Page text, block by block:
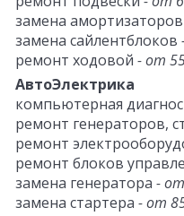
замена амортизаторов
замена сайлентблоков
ремонт ходовой - от
АвтоЭлектрика
компьютерная
ремонт генераторов,
ремонт
ремонт блоков
замена генератора -
замена стартера - от